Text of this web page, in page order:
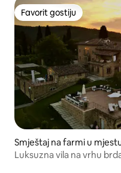
Favorit gostiju
Favorit gostiju
Smještaj na farmi u
Luksuzna vila na vrhu